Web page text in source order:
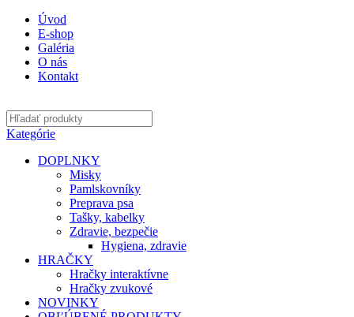
Úvod
E-shop
Galéria
O nás
Kontakt
Kategórie
DOPLNKY
Misky
Pamlskovníky
Preprava psa
Tašky, kabelky
Zdravie, bezpečie
Hygiena, zdravie
HRAČKY
Hračky interaktívne
Hračky zvukové
NOVINKY